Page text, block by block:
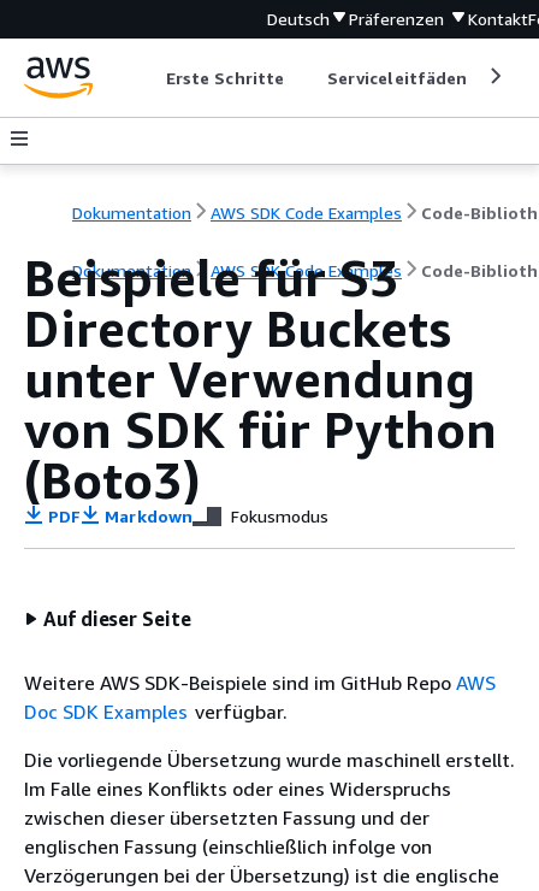
Deutsch Präferenzen Kontakt
Erste Schritte Serviceleitfäden
Dokumentation AWS SDK Code Examples Code-
Dokumentation AWS SDK Code Examples Code-
Beispiele für S3
Directory Buckets
unter Verwendung
von SDK für Python
(Boto3)
PDF Markdown Fokusmodus
Auf dieser Seite
Weitere AWS SDK-Beispiele sind im GitHub Repo AWS
Doc SDK Examples verfügbar.
Die vorliegende Übersetzung wurde maschinell erstellt.
Im Falle eines Konflikts oder eines Widerspruchs
zwischen dieser übersetzten Fassung und der
englischen Fassung (einschließlich infolge von
Verzögerungen bei der Übersetzung) ist die englische